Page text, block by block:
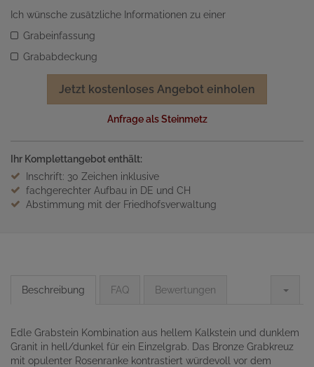
Ich wünsche zusätzliche Informationen zu einer
Grabeinfassung
Grababdeckung
Jetzt kostenloses Angebot einholen
Anfrage als Steinmetz
Ihr Komplettangebot enthält:
Inschrift: 30 Zeichen inklusive
fachgerechter Aufbau in DE und CH
Abstimmung mit der Friedhofsverwaltung
Beschreibung FAQ Bewertungen
Edle Grabstein Kombination aus hellem Kalkstein und dunklem
Granit in hell/dunkel für ein Einzelgrab. Das Bronze Grabkreuz
mit opulenter Rosenranke kontrastiert würdevoll vor dem